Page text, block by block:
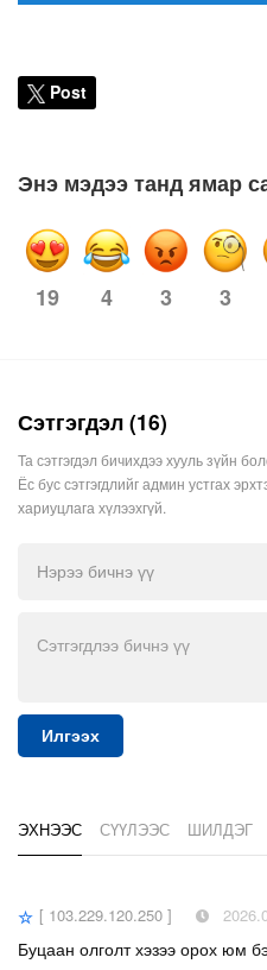
Post
Энэ мэдээ танд ямар
19 4 3 3
Сэтгэгдэл (16)
Та сэтгэгдэл бичихдээ хууль зүйн
Ёс бус сэтгэгдлийг админ устгах
хариуцлага хүлээхгүй.
Илгээх
ЭХНЭЭС СҮҮЛЭЭС ШИЛДЭГ
☆ [ 103.229.120.250 ]
Буцаан олголт хэзээ орох юм